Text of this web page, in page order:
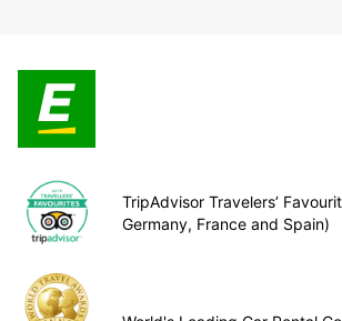
TripAdvisor Travelers’
Germany, France and Spain)